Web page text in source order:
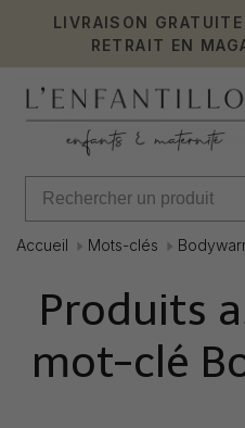
LIVRAISON
RETRAIT EN
Accueil Mots-clés
Produits
mot-clé